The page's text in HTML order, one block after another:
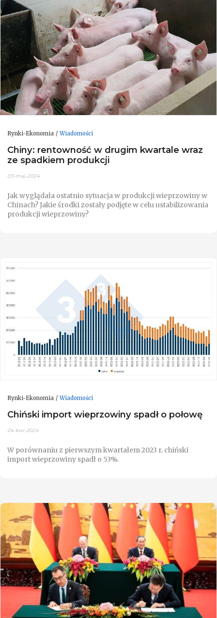
Rynki-Ekonomia Wiadomości
Chiny: rentowność w drugim kwartale wraz
ze spadkiem produkcji
03-maj-2024
Jak wyglądała ostatnio sytuacja w produkcji wieprzowiny w
Chinach? Jakie środki zostały podjęte w celu ustabilizowania
produkcji wieprzowiny?
Rynki-Ekonomia Wiadomości
Chiński import wieprzowiny spadł o połowę
24-kwi-2024
W porównaniu z pierwszym kwartałem 2023 r. chiński
import wieprzowiny spadł o 53%.